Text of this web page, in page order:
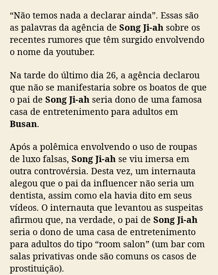
v
r
u
m
o
o
b
r
e
s
e
u
p
a
i
“Não temos nada a declarar ainda”. Essas são
as palavras da agência de Song Ji-ah sobre os
recentes rumores que têm surgido envolvendo
o nome da youtuber.
Na tarde do último dia 26, a agência declarou
que não se manifestaria sobre os boatos de que
o pai de Song Ji-ah seria dono de uma famosa
casa de entretenimento para adultos em
Busan.
Após a polêmica envolvendo o uso de roupas
de luxo falsas, Song Ji-ah se viu imersa em
outra controvérsia. Desta vez, um internauta
alegou que o pai da influencer não seria um
dentista, assim como ela havia dito em seus
vídeos. O internauta que levantou as suspeitas
afirmou que, na verdade, o pai de Song Ji-ah
seria o dono de uma casa de entretenimento
para adultos do tipo “room salon” (um bar com
salas privativas onde são comuns os casos de
prostituição).